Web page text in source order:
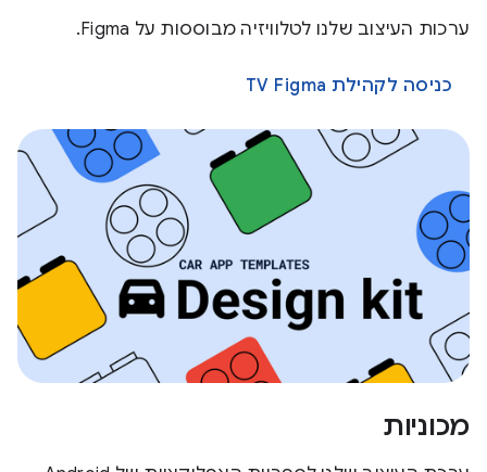
ערכות העיצוב שלנו לטלוויזיה מבוססות על Figma.
כניסה לקהילת TV Figma
מכוניות